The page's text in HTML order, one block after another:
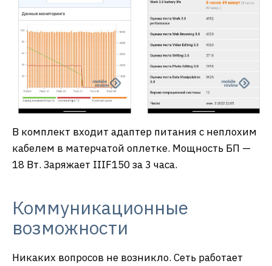
В комплект входит адаптер питания с неплохим
кабелем в матерчатой оплетке. Мощность БП —
18 Вт. Заряжает IIIF150 за 3 часа.
Коммуникационные
возможности
Никаких вопросов не возникло. Сеть работает